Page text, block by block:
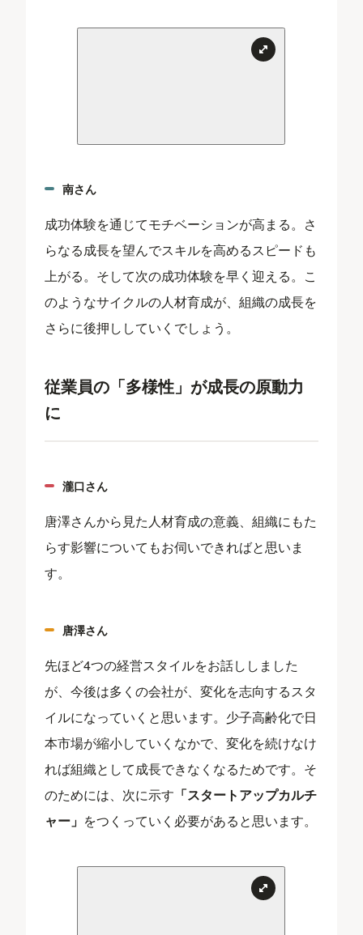
南さん
成功体験を通じてモチベーションが高まる。さ
らなる成長を望んでスキルを高めるスピードも
上がる。そして次の成功体験を早く迎える。こ
のようなサイクルの人材育成が、組織の成長を
さらに後押ししていくでしょう。
従業員の「多様性」が成長の原動力
に
瀧口さん
唐澤さんから見た人材育成の意義、組織にもた
らす影響についてもお伺いできればと思いま
す。
唐澤さん
先ほど4つの経営スタイルをお話ししました
が、今後は多くの会社が、変化を志向するスタ
イルになっていくと思います。少子高齢化で日
本市場が縮小していくなかで、変化を続けなけ
れば組織として成長できなくなるためです。そ
のためには、次に示す 「スタートアップカルチ
ャー」 をつくっていく必要があると思います。